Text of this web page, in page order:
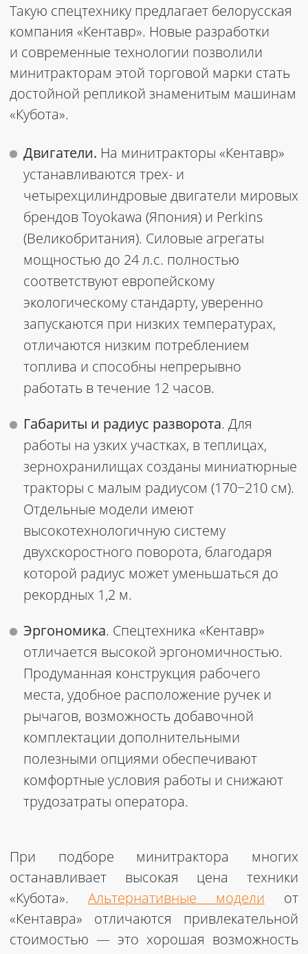
Такую спецтехнику предлагает белорусская
компания «Кентавр». Новые разработки
и современные технологии позволили
минитракторам этой торговой марки стать
достойной репликой знаменитым машинам
«Кубота».
Двигатели. На минитракторы «Кентавр»
устанавливаются трех- и
четырехцилиндровые двигатели мировых
брендов Toyokawa (Япония) и Perkins
(Великобритания). Силовые агрегаты
мощностью до 24 л.с. полностью
соответствуют европейскому
экологическому стандарту, уверенно
запускаются при низких температурах,
отличаются низким потреблением
топлива и способны непрерывно
работать в течение 12 часов.
Габариты и радиус разворота. Для
работы на узких участках, в теплицах,
зернохранилищах созданы миниатюрные
тракторы с малым радиусом (170−210 см).
Отдельные модели имеют
высокотехнологичную систему
двухскоростного поворота, благодаря
которой радиус может уменьшаться до
рекордных 1,2 м.
Эргономика. Спецтехника «Кентавр»
отличается высокой эргономичностью.
Продуманная конструкция рабочего
места, удобное расположение ручек и
рычагов, возможность добавочной
комплектации дополнительными
полезными опциями обеспечивают
комфортные условия работы и снижают
трудозатраты оператора.
При подборе минитрактора многих
останавливает высокая ценатехники
«Кубота». Альтернативные модели от
«Кентавра» отличаются привлекательной
стоимостью — это хорошая возможность